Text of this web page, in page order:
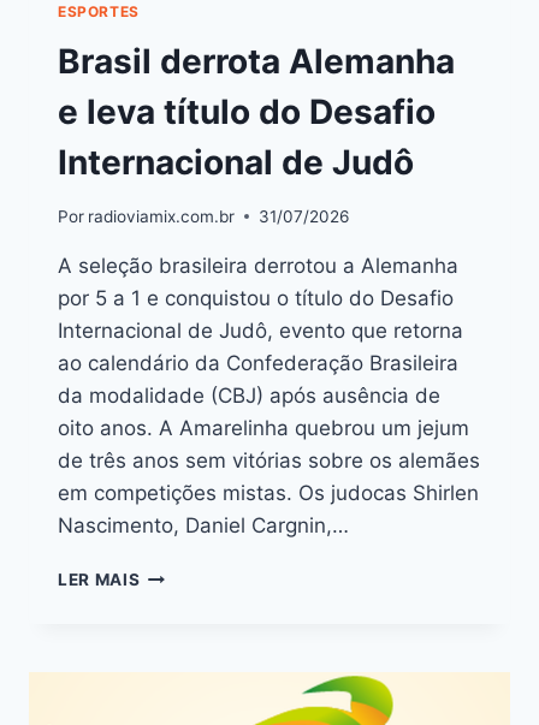
ESPORTES
Brasil derrota Alemanha
e leva título do Desafio
Internacional de Judô
Por radioviamix.com.br 31/07/2026
A seleção brasileira derrotou a Alemanha
por 5 a 1 e conquistou o título do Desafio
Internacional de Judô, evento que retorna
ao calendário da Confederação Brasileira
da modalidade (CBJ) após ausência de
oito anos. A Amarelinha quebrou um jejum
de três anos sem vitórias sobre os alemães
em competições mistas. Os judocas Shirlen
Nascimento, Daniel Cargnin,…
LER MAIS